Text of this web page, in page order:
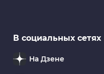
В социальных сетях
На Дзене